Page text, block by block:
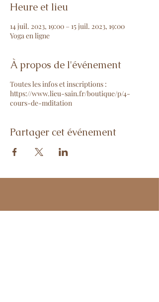
Heure et lieu
14 juil. 2023, 19:00 – 15 juil. 2023, 19:00
Yoga en ligne
À propos de l'événement
Toutes les infos et inscriptions :
https://www.lieu-sain.fr/boutique/p/4-
cours-de-mditation
Partager cet événement